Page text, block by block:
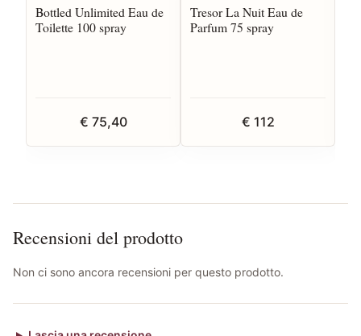
Bottled Unlimited Eau de
Toilette 100 spray
€ 75,40
Tresor La Nuit Eau de
Parfum 75 spray
€ 112
Recensioni del prodotto
Non ci sono ancora recensioni per questo prodotto.